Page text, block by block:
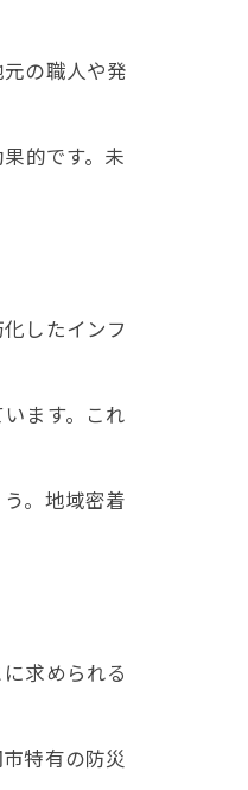
の職人や発
的です。未
したインフ
ます。これ
。地域密着
求められる
特有の防災